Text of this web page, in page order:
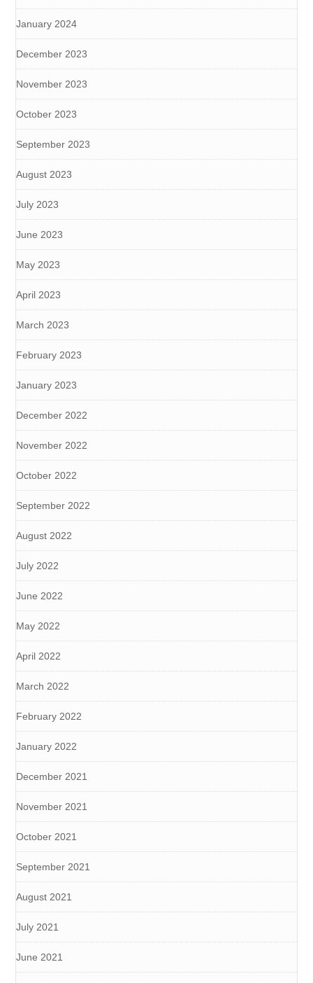
January 2024
December 2023
November 2023
October 2023
September 2023
August 2023
July 2023
June 2023
May 2023
April 2023
March 2023
February 2023
January 2023
December 2022
November 2022
October 2022
September 2022
August 2022
July 2022
June 2022
May 2022
April 2022
March 2022
February 2022
January 2022
December 2021
November 2021
October 2021
September 2021
August 2021
July 2021
June 2021